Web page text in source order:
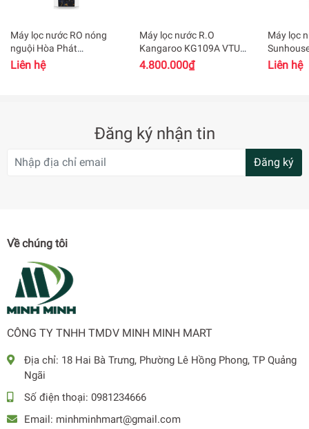
– Hoạt động tự lọc, thải , ngắt điện – Bình áp nhựa: vòi vặn
đồng
– Bơm headan áp lực – Công suất lọc: 15L/h – Bình chứa:
– Kích thước 400x320x1000mm
Máy lọc nước RO nóng
nguội Hòa Phát
HWNS1A1022
Liên hệ
Máy lọc nước R.O
Kangaroo KG109A VTU-
XANH 9 lõi
4.800.000₫
Máy lọc
S (10
Liên hệ
Đăng ký nhận tin
Đăng ký
Về chúng tôi
CÔNG TY TNHH TMDV MINH MINH MART
Địa chỉ: 18 Hai Bà Trưng, Phường Lê Hồng Phong, TP Quảng
Ngãi
Số điện thoại: 0981234666
Email: minhminhmart@gmail.com